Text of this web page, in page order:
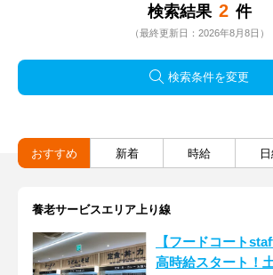
検索結果 2 件
（最終更新日：2026年8月8日）
検索条件を変更
おすすめ 新着 時給
養老サービスエリア上り線
【フードコート
高時給スタート！